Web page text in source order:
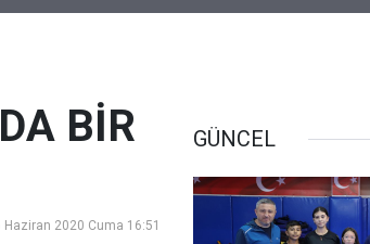
BİR
Haziran 2020 Cuma 16:51
GÜNCEL